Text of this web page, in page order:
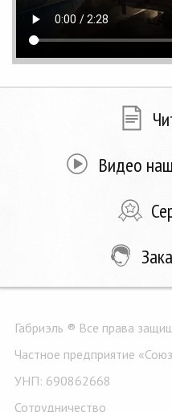
Видео
Габриэль ® Все права
Частное предприятие
УНП: 690862668
Сотрудничество